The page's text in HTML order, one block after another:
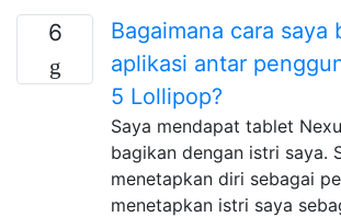
6
Bagaimana cara saya
aplikasi antar
5 Lollipop?
Saya mendapat tablet
bagikan dengan istri saya.
menetapkan diri sebagai
menetapkan istri saya